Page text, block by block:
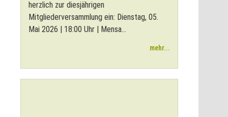
herzlich zur diesjährigen
Mitgliederversammlung ein: Dienstag, 05.
Mai 2026 | 18:00 Uhr | Mensa...
mehr...